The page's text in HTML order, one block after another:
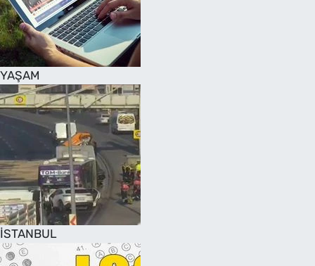
YAŞAM
İSTANBUL
SAĞLIK
TV REHBERİ